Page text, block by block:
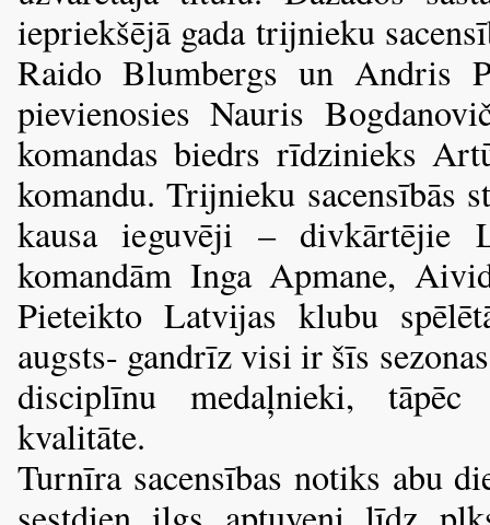
iepriekšējā gada trijnieku
Raido Blumbergs un Andris
pievienosies Nauris
komandas biedrs rīdzinieks
komandu. Trijnieku sacensībās
kausa ieguvēji – divkārtējie
komandām Inga Apmane,
Pieteikto Latvijas klubu
augsts- gandrīz visi ir šīs
disciplīnu medaļnieki, tāpēc
kvalitāte.
Turnīra sacensības notiks abu